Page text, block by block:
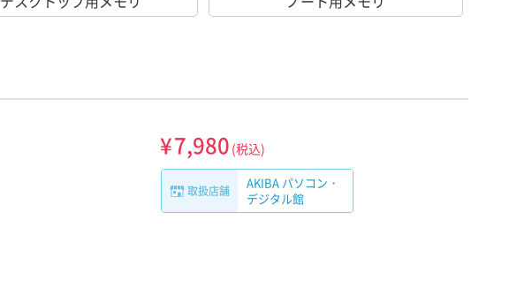
¥7,980 (税込)
取扱店舗
AKIBA パソコン・
デジタル館